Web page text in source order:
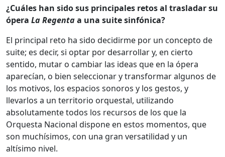
¿Cuáles han sido sus principales retos al trasladar su
ópera La Regentaa una suite sinfónica?
El principal reto ha sido decidirme por un concepto de
suite; es decir, si optar por desarrollar y, en cierto
sentido, mutar o cambiar las ideas que en la ópera
aparecían, o bien seleccionar y transformar algunos de
los motivos, los espacios sonoros y los gestos, y
llevarlos a un territorio orquestal, utilizando
absolutamente todos los recursos de los que la
Orquesta Nacional dispone en estos momentos, que
son muchísimos, con una gran versatilidad y un
altísimo nivel.